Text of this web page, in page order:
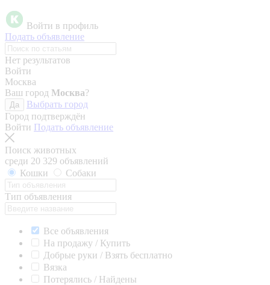
Войти в профиль
Подать объявление
Нет результатов
Войти
Москва
Ваш город Москва?
Да
Выбрать город
Город подтверждён
Войти Подать объявление
Поиск животных
среди 20 329 объявлений
Кошки
Собаки
Тип объявления
Все объявления
На продажу / Купить
Добрые руки / Взять бесплатно
Вязка
Потерялись / Найдены